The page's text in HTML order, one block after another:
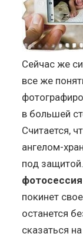
Сейчас же
все же
в большей
Считается,
ангелом-
под
покинет
останется
сказаться